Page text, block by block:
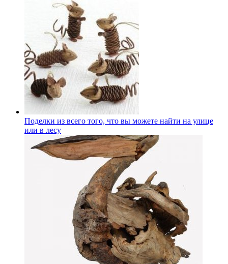
Поделки из всего того, что вы можете найти на улице
или в лесу